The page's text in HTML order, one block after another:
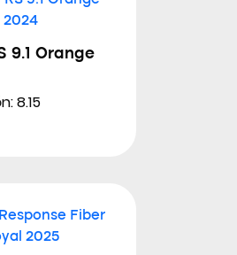
9.1 Orange
8.15